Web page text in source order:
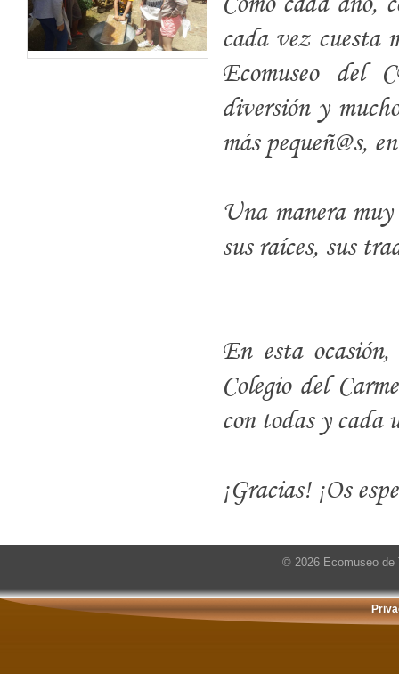
cada vez cuesta
Ecomuseo del
diversión y
más pequeñ@s,
Una manera
sus raíces, sus
En esta
Colegio del
con todas y cada
¡Gracias! ¡Os
© 2026 Ecomuseo de